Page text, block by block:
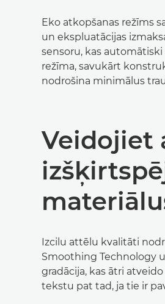
Eko atkopšanas režīms
un ekspluatācijas
sensoru, kas
režīma, savukārt
nodrošina minimālus
Veidojiet
Izcilu attēlu kvalitāti
Smoothing Technology
gradācija, kas ātri
tekstu pat tad, ja tie ir